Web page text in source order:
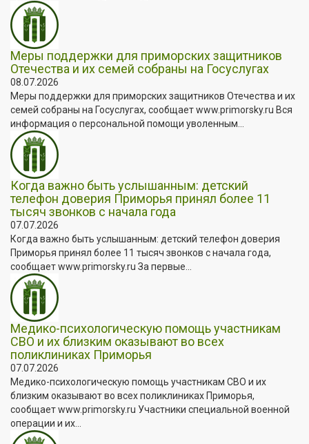
Меры поддержки для приморских защитников
Отечества и их семей собраны на Госуслугах
08.07.2026
Меры поддержки для приморских защитников Отечества и их
семей собраны на Госуслугах, сообщает www.primorsky.ru Вся
информация о персональной помощи уволенным...
Когда важно быть услышанным: детский
телефон доверия Приморья принял более 11
тысяч звонков с начала года
07.07.2026
Когда важно быть услышанным: детский телефон доверия
Приморья принял более 11 тысяч звонков с начала года,
сообщает www.primorsky.ru За первые...
Медико-психологическую помощь участникам
СВО и их близким оказывают во всех
поликлиниках Приморья
07.07.2026
Медико-психологическую помощь участникам СВО и их
близким оказывают во всех поликлиниках Приморья,
сообщает www.primorsky.ru Участники специальной военной
операции и их...